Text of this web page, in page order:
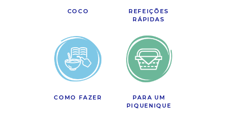
COCO
REFEIÇÕES
RÁPIDAS
COMO FAZER
PARA UM
PIQUENIQUE